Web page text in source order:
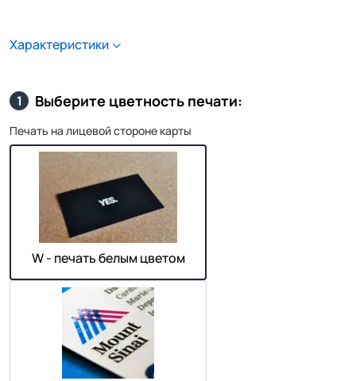
Характеристики
1 Выберите цветность печати:
Печать на лицевой стороне карты
W - печать белым цветом